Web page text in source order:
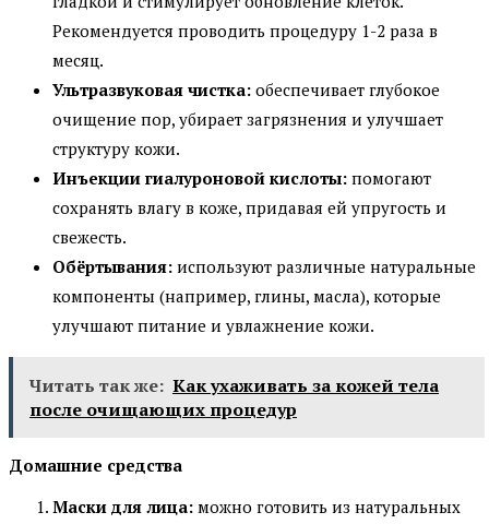
Рекомендуется проводить процедуру 1-2 раза в
месяц.
Ультразвуковая чистка: обеспечивает глубокое
очищение пор, убирает загрязнения и улучшает
структуру кожи.
Инъекции гиалуроновой кислоты: помогают
сохранять влагу в коже, придавая ей упругость и
свежесть.
Обёртывания: используют различные натуральные
компоненты (например, глины, масла), которые
улучшают питание и увлажнение кожи.
Читать так же: Как ухаживать за кожей тела
после очищающих процедур
Домашние средства
Маски для лица: можно готовить из натуральных